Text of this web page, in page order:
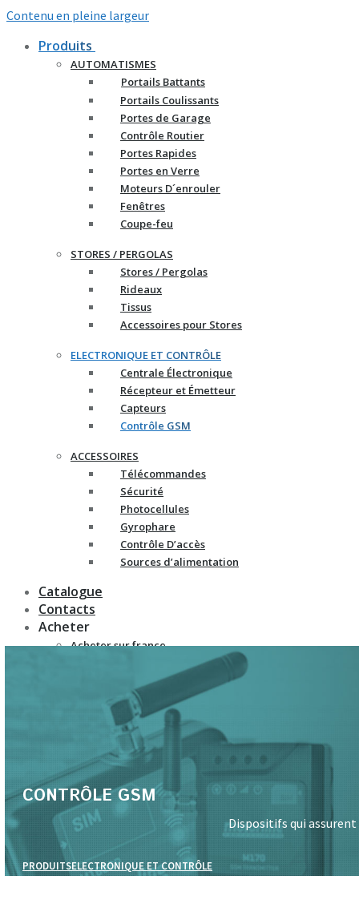
Contenu en pleine largeur
Produits
AUTOMATISMES
Portails Battants
Portails Coulissants
Portes de Garage
Contrôle Routier
Portes Rapides
Portes en Verre
Moteurs D´enrouler
Fenêtres
Coupe-feu
STORES / PERGOLAS
Stores / Pergolas
Rideaux
Tissus
Accessoires pour Stores
ELECTRONIQUE ET CONTRÔLE
Centrale Électronique
Récepteur et Émetteur
Capteurs
Contrôle GSM
ACCESSOIRES
Télécommandes
Sécurité
Photocellules
Gyrophare
Contrôle D’accès
Sources d’alimentation
Catalogue
Contacts
Acheter
Acheter sur france-
CONTRÔLE GSM
Dispositifs qui
PRODUITSELECTRONIQUE ET CONTRÔLE